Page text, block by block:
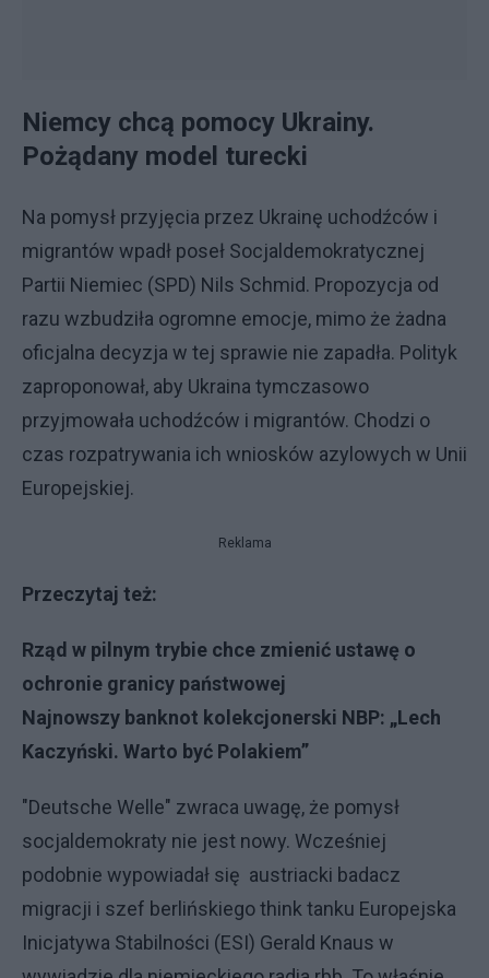
Niemcy chcą pomocy Ukrainy.
Pożądany model turecki
Na pomysł przyjęcia przez Ukrainę uchodźców i
migrantów wpadł poseł Socjaldemokratycznej
Partii Niemiec (SPD) Nils Schmid. Propozycja od
razu wzbudziła ogromne emocje, mimo że żadna
oficjalna decyzja w tej sprawie nie zapadła. Polityk
zaproponował, aby Ukraina tymczasowo
przyjmowała uchodźców i migrantów. Chodzi o
czas rozpatrywania ich wniosków azylowych w Unii
Europejskiej.
Reklama
Przeczytaj też:
Rząd w pilnym trybie chce zmienić ustawę o
ochronie granicy państwowej
Najnowszy banknot kolekcjonerski NBP: „Lech
Kaczyński. Warto być Polakiem”
"Deutsche Welle" zwraca uwagę, że pomysł
socjaldemokraty nie jest nowy. Wcześniej
podobnie wypowiadał się austriacki badacz
migracji i szef berlińskiego think tanku Europejska
Inicjatywa Stabilności (ESI) Gerald Knaus w